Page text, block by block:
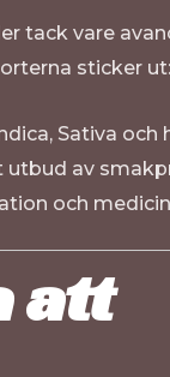
tack vare
sticker ut:
Sativa och
av
och
att